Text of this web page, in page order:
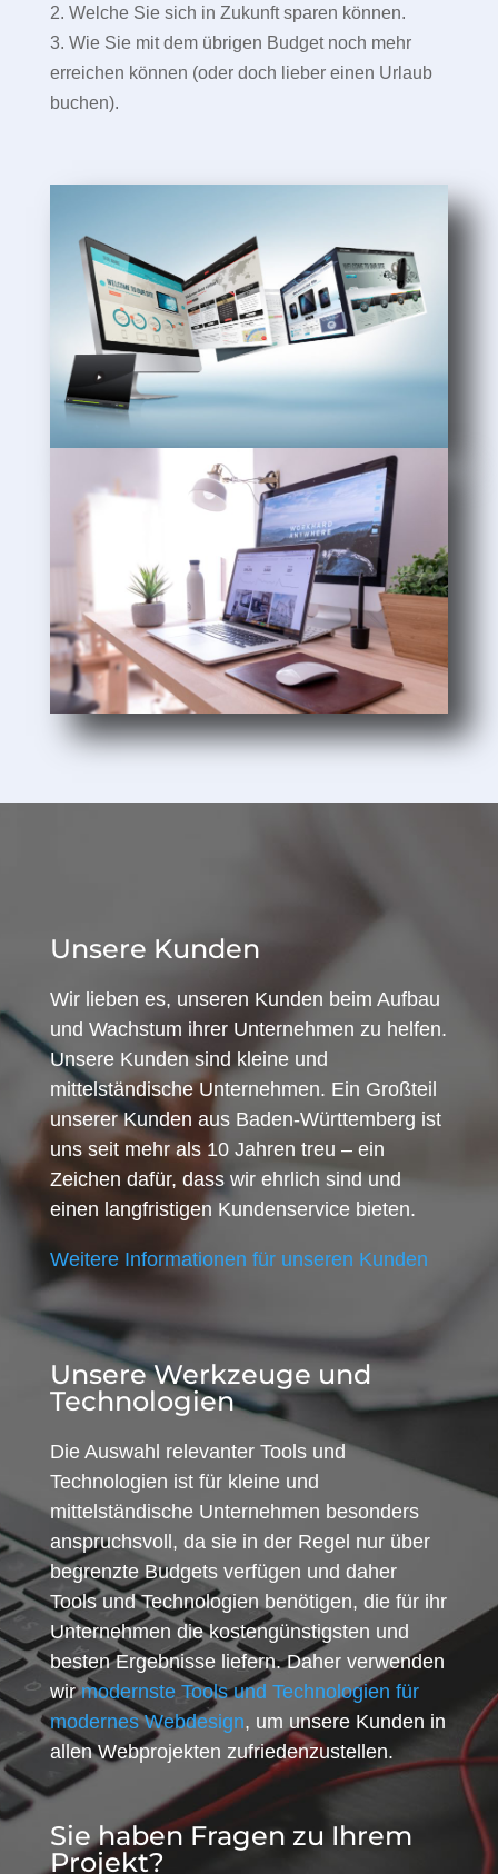
2. Welche Sie sich in Zukunft sparen können.
3. Wie Sie mit dem übrigen Budget noch mehr
erreichen können (oder doch lieber einen Urlaub
buchen).
Unsere Kunden
Wir lieben es, unseren Kunden beim Aufbau
und Wachstum ihrer Unternehmen zu helfen.
Unsere Kunden sind kleine und
mittelständische Unternehmen. Ein Großteil
unserer Kunden aus Baden-Württemberg ist
uns seit mehr als 10 Jahren treu – ein
Zeichen dafür, dass wir ehrlich sind und
einen langfristigen Kundenservice bieten.
Weitere Informationen für unseren Kunden
Unsere Werkzeuge und
Technologien
Die Auswahl relevanter Tools und
Technologien ist für kleine und
mittelständische Unternehmen besonders
anspruchsvoll, da sie in der Regel nur über
begrenzte Budgets verfügen und daher
Tools und Technologien benötigen, die für ihr
Unternehmen die kostengünstigsten und
besten Ergebnisse liefern. Daher verwenden
wirmodernste Tools und Technologien für
modernes Webdesign, um unsere Kunden in
allen Webprojekten zufriedenzustellen.
Sie haben Fragen zu Ihrem
Projekt?